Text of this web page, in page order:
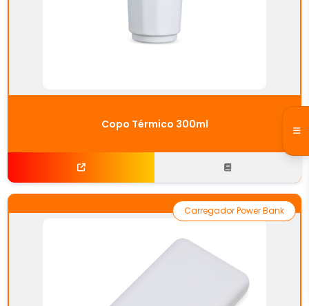
Copo Térmico 300ml
Carregador Power Bank